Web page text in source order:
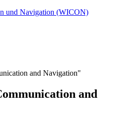
und Navigation (WICON)
and Navigation"
and